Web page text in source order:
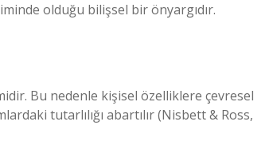
olduğu bilişsel bir önyargıdır.
Bu nedenle kişisel özelliklere çevresel
tutarlılığı abartılır (Nisbett & Ross,